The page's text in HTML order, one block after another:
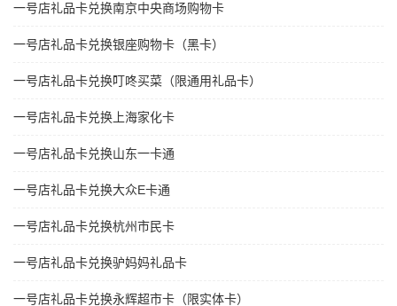
一号店礼品卡兑换南京中央商场购物卡
一号店礼品卡兑换银座购物卡（黑卡）
一号店礼品卡兑换叮咚买菜（限通用礼品卡）
一号店礼品卡兑换上海家化卡
一号店礼品卡兑换山东一卡通
一号店礼品卡兑换大众E卡通
一号店礼品卡兑换杭州市民卡
一号店礼品卡兑换驴妈妈礼品卡
一号店礼品卡兑换永辉超市卡（限实体卡）